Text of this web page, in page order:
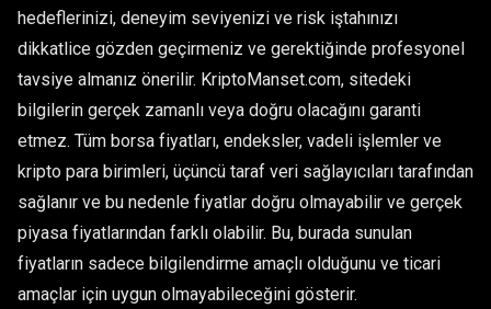
hedeflerinizi, deneyim seviyenizi ve risk iştahınızı
dikkatlice gözden geçirmeniz ve gerektiğinde profesyonel
tavsiye almanız önerilir. KriptoManset.com, sitedeki
bilgilerin gerçek zamanlı veya doğru olacağını garanti
etmez. Tüm borsa fiyatları, endeksler, vadeli işlemler ve
kripto para birimleri, üçüncü taraf veri sağlayıcıları tarafından
sağlanır ve bu nedenle fiyatlar doğru olmayabilir ve gerçek
piyasa fiyatlarından farklı olabilir. Bu, burada sunulan
fiyatların sadece bilgilendirme amaçlı olduğunu ve ticari
amaçlar için uygun olmayabileceğini gösterir.